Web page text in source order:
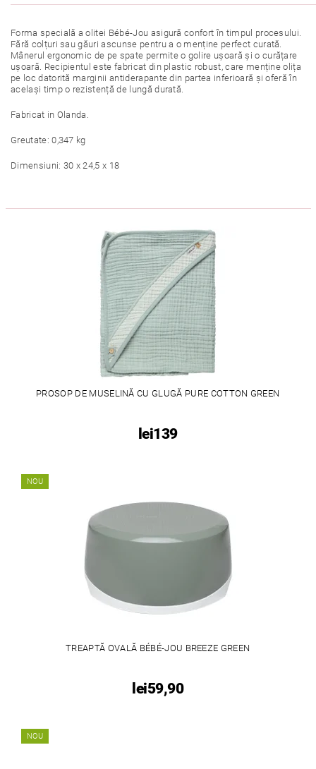
Forma specială a olitei Bébé-Jou asigură confort în timpul procesului.
Fără colțuri sau găuri ascunse pentru a o menține perfect curată.
Mânerul ergonomic de pe spate permite o golire ușoară și o curățare
ușoară. Recipientul este fabricat din plastic robust, care menține olița
pe loc datorită marginii antiderapante din partea inferioară și oferă în
același timp o rezistență de lungă durată.
Fabricat in Olanda.
Greutate: 0,347 kg
Dimensiuni: 30 x 24,5 x 18
PROSOP DE MUSELINĂ CU GLUGĂ PURE COTTON GREEN
lei139
NOU
TREAPTĂ OVALĂ BÉBÉ-JOU BREEZE GREEN
lei59,90
NOU